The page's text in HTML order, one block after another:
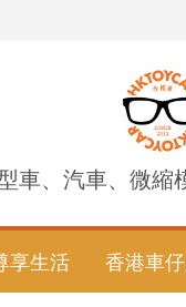
車、汽車、微縮
享生活 香港車